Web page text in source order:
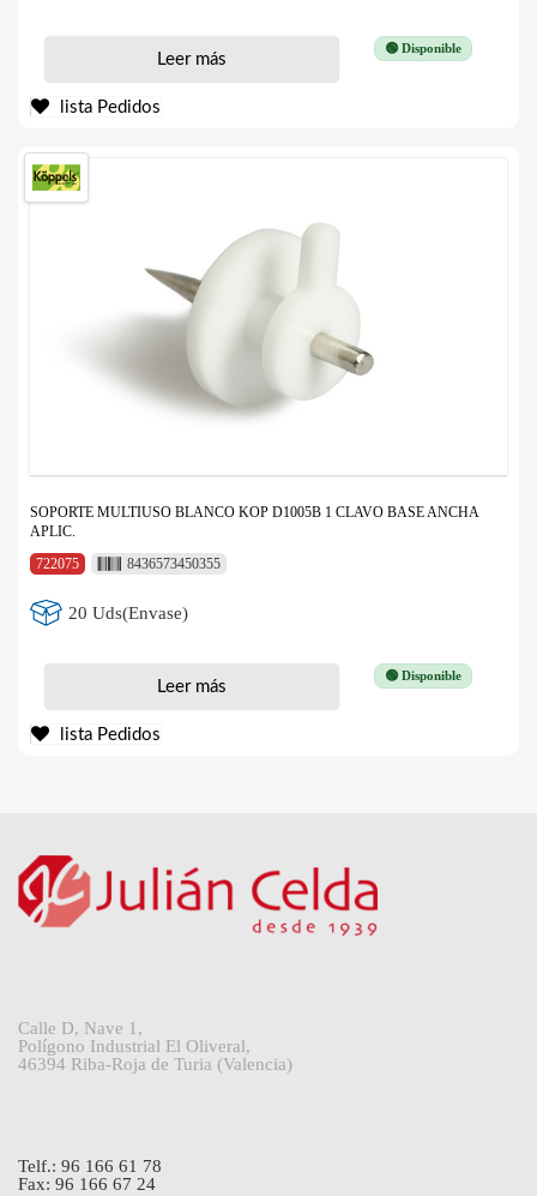
🟢 Disponible
Leer más
lista Pedidos
SOPORTE MULTIUSO BLANCO KOP D1005B 1 CLAVO BASE ANCHA
APLIC.
722075
8436573450355
20 Uds(Envase)
🟢 Disponible
Leer más
lista Pedidos
Calle D, Nave 1,
Polígono Industrial El Oliveral,
46394 Riba-Roja de Turia (Valencia)
Telf.: 96 166 61 78
Fax: 96 166 67 24